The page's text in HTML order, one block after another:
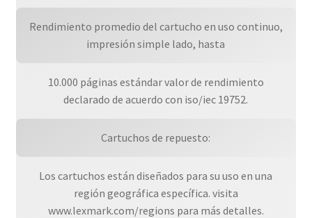
Rendimiento promedio del cartucho en uso continuo,
impresión simple lado, hasta
10.000 páginas estándar valor de rendimiento
declarado de acuerdo con iso/iec 19752.
Cartuchos de repuesto:
Los cartuchos están diseñados para su uso en una
región geográfica específica. visita
www.lexmark.com/regions para más detalles.